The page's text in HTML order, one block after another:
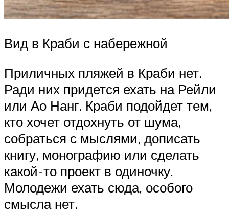
Вид в Краби с набережной
Приличных пляжей в Краби нет.
Ради них придется ехать на Рейли
или Ао Нанг. Краби подойдет тем,
кто хочет отдохнуть от шума,
собраться с мыслями, дописать
книгу, монографию или сделать
какой-то проект в одиночку.
Молодежи ехать сюда, особого
смысла нет.